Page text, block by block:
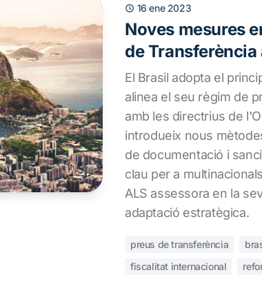
16 ene 2023
Noves mesures
de Transferència
El Brasil adopta el
alinea el seu règim de
amb les directrius de
introdueix nous
de documentació i
clau per a
ALS assessora en la
adaptació estratègica.
preus de transferència
fiscalitat internacional